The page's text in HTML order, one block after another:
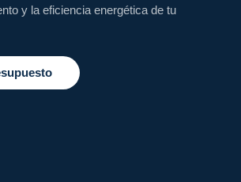
y la eficiencia energética de tu